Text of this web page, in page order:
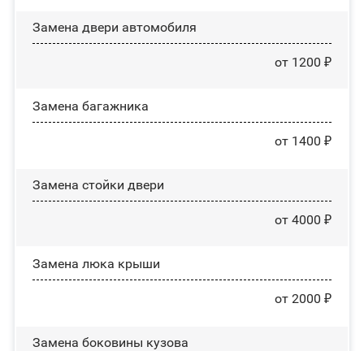
Замена двери автомобиля
от 1200 ₽
Замена багажника
от 1400 ₽
Зaмeнa cтoйĸи двepи
от 4000 ₽
Зaмeнa люĸa ĸpыши
от 2000 ₽
Замена боковины кузова